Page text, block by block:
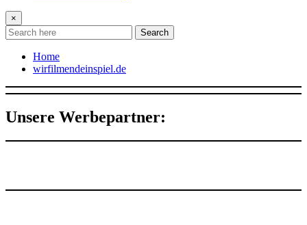
×
Search
Home
wirfilmendeinspiel.de
Unsere Werbepartner: